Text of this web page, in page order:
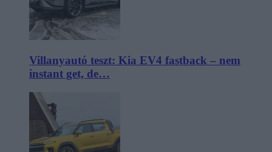
Villanyautó teszt: Kia EV4 fastback – nem
instant get, de…